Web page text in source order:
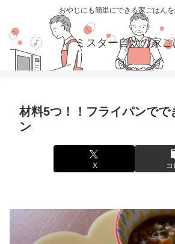
おやじにも簡単にできる家ごはん
ミスター自炊の家ご
材料5つ！！フライパンでで
ン
X コ